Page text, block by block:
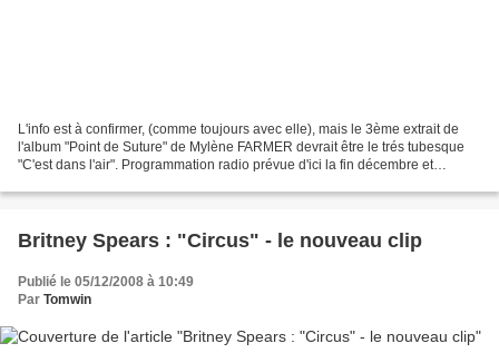
L'info est à confirmer, (comme toujours avec elle), mais le 3ème extrait de
l'album "Point de Suture" de Mylène FARMER devrait être le trés tubesque
"C'est dans l'air". Programmation radio prévue d'ici la fin décembre et
Britney Spears : "Circus" - le nouveau clip
Publié le 05/12/2008 à 10:49
Par Tomwin